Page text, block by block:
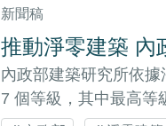
新聞稿
推動淨零建築 內
內政部建築研究所依
7 個等級，其中最高等